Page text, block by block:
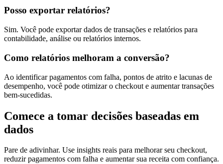
Posso exportar relatórios?
Sim. Você pode exportar dados de transações e relatórios para
contabilidade, análise ou relatórios internos.
Como relatórios melhoram a conversão?
Ao identificar pagamentos com falha, pontos de atrito e lacunas de
desempenho, você pode otimizar o checkout e aumentar transações
bem-sucedidas.
Comece a tomar decisões baseadas em
dados
Pare de adivinhar. Use insights reais para melhorar seu checkout,
reduzir pagamentos com falha e aumentar sua receita com confiança.